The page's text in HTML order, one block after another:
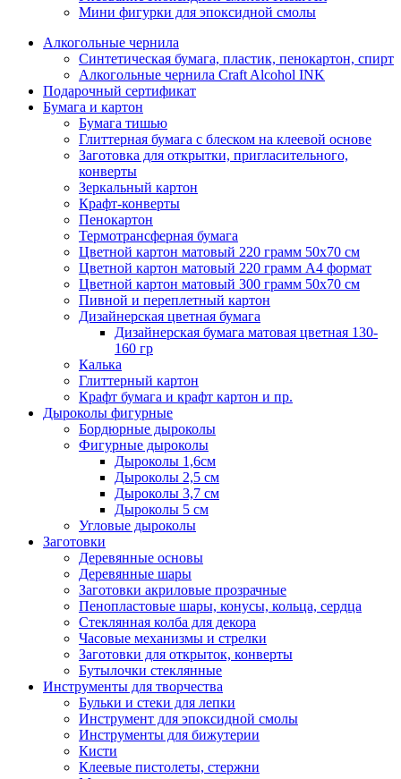
Мини фигурки для эпоксидной смолы
Алкогольные чернила
Синтетическая бумага, пластик, пенокартон, спирт
Алкогольные чернила Craft Alcohol INK
Подарочный сертификат
Бумага и картон
Бумага тишью
Глиттерная бумага с блеском на клеевой основе
Заготовка для открытки, пригласительного,
конверты
Зеркальный картон
Крафт-конверты
Пенокартон
Термотрансферная бумага
Цветной картон матовый 220 грамм 50х70 см
Цветной картон матовый 220 грамм A4 формат
Цветной картон матовый 300 грамм 50х70 см
Пивной и переплетный картон
Дизайнерская цветная бумага
Дизайнерская бумага матовая цветная 130-
160 гр
Калька
Глиттерный картон
Крафт бумага и крафт картон и пр.
Дыроколы фигурные
Бордюрные дыроколы
Фигурные дыроколы
Дыроколы 1,6см
Дыроколы 2,5 см
Дыроколы 3,7 см
Дыроколы 5 см
Угловые дыроколы
Заготовки
Деревянные основы
Деревянные шары
Заготовки акриловые прозрачные
Пенопластовые шары, конусы, кольца, сердца
Стеклянная колба для декора
Часовые механизмы и стрелки
Заготовки для открыток, конверты
Бутылочки стеклянные
Инструменты для творчества
Бульки и стеки для лепки
Инструмент для эпоксидной смолы
Инструменты для бижутерии
Кисти
Клеевые пистолеты, стержни